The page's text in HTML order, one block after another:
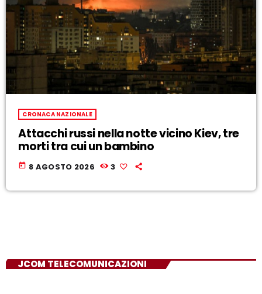
CRONACA NAZIONALE
Attacchi russi nella notte vicino Kiev, tre
morti tra cui un bambino
today 8 AGOSTO 2026 3
JCOM TELECOMUNICAZIONI